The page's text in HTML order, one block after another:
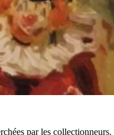
par les collectionneurs.